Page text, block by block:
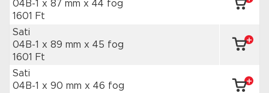
04B-1 x 87 mm x 44 fog
1601 Ft
Sati
04B-1 x 89 mm x 45 fog
1601 Ft
Sati
04B-1 x 90 mm x 46 fog